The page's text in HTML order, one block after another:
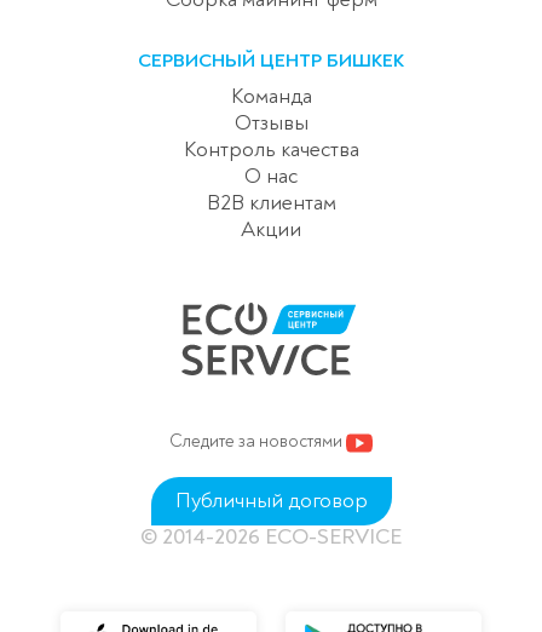
СЕРВИСНЫЙ ЦЕНТР БИШКЕК
Команда
Отзывы
Контроль качества
О нас
B2B клиентам
Акции
Следите за новостями
Публичный договор
© 2014-2026 ECO-SERVICE